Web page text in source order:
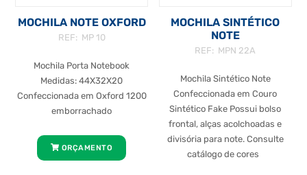
MOCHILA NOTE OXFORD
REF: MP 10
Mochila Porta Notebook
Medidas: 44X32X20
Confeccionada em Oxford 1200
emborrachado
ORÇAMENTO
MOCHILA SINTÉTICO
NOTE
REF: MPN 22A
Mochila Sintético Note
Confeccionada em Couro
Sintético Fake Possui bolso
frontal, alças acolchoadas e
divisória para note. Consulte
catálogo de cores